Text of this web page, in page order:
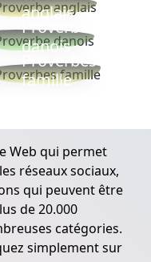
anglais
Proverbe
danois
Proverbes
famille
Web qui permet
réseaux sociaux,
qui peuvent être
de 20.000
catégories.
simplement sur